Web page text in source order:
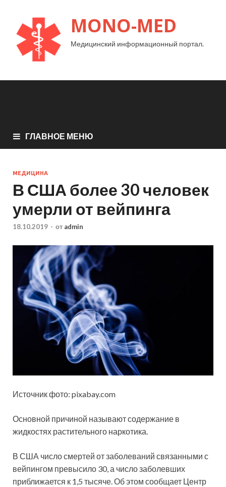
MONO-MED
Медицинский информационный портал.
ГЛАВНОЕ МЕНЮ
МЕДИЦИНА
В США более 30 человек
умерли от вейпинга
18.10.2019 - от admin
Источник фото: pixabay.com
Основной причиной называют содержание в
жидкостях растительного наркотика.
В США число смертей от заболеваний связанными с
вейпингом превысило 30, а число заболевших
приближается к 1,5 тысяче. Об этом сообщает Центр